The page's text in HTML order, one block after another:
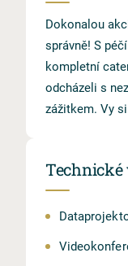
Dokonalou
správně! S
kompletní
odcházeli s
zážitkem. Vy